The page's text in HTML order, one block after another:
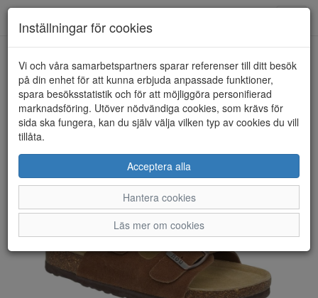
HEM NOU
Inställningar för cookies
Vi och våra samarbetspartners sparar referenser till ditt besök
på din enhet för att kunna erbjuda anpassade funktioner,
spara besöksstatistik och för att möjliggöra personifierad
marknadsföring. Utöver nödvändiga cookies, som krävs för
sida ska fungera, kan du själv välja vilken typ av cookies du vill
tillåta.
Acceptera alla
Hantera cookies
Läs mer om cookies